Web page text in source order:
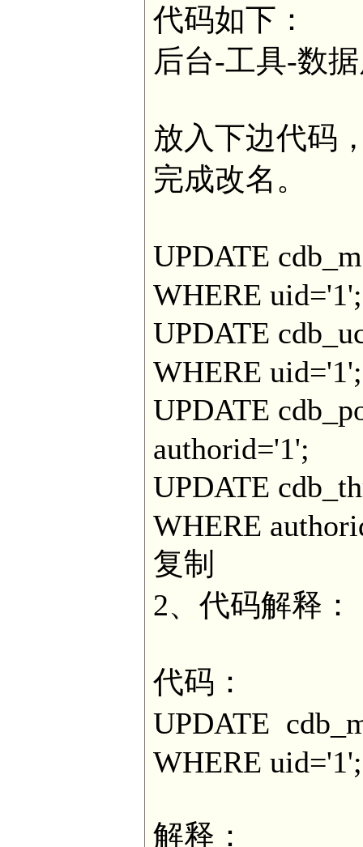
代码如下：
后台-工具-数
放入下边代码
完成改名。
UPDATE
WHERE uid='1';
UPDATE
WHERE uid='1';
UPDATE
authorid='1';
UPDATE
WHERE
复制
2、代码解释：
代码：
UPDATE
WHERE uid='1';
解释：